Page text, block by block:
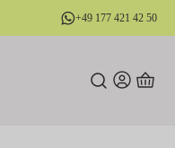
+49 177 421 42 50